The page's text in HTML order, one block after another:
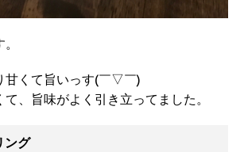
甘くて旨いっす(￣▽￣)
、旨味がよく引き立ってました。
ング